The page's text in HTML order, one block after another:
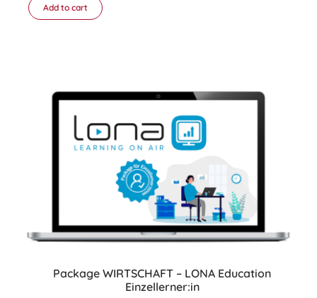
Add to cart
Package WIRTSCHAFT – LONA Education
Einzellerner:in